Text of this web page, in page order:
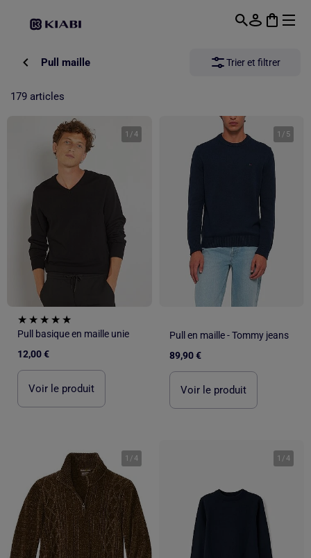
Pull maille Trier et filtrer
179 articles
1 /4
Pull basique en maille unie
12,00 €
Voir le produit
1 / 5
Pull en maille - Tommy jeans
89,90 €
Voir le produit
1 /4 1 /4